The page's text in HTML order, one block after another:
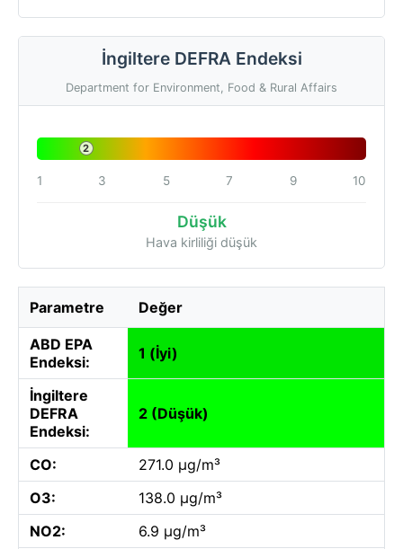
İngiltere DEFRA Endeksi
Department for Environment, Food & Rural Affairs
2
1 3 5 7 9 10
Düşük
Hava kirliliği düşük
Parametre Değer
ABD EPA
Endeksi:
1 (İyi)
İngiltere
DEFRA
Endeksi:
2 (Düşük)
CO:
271.0 µg/m³
O3:
138.0 µg/m³
NO2:
6.9 µg/m³